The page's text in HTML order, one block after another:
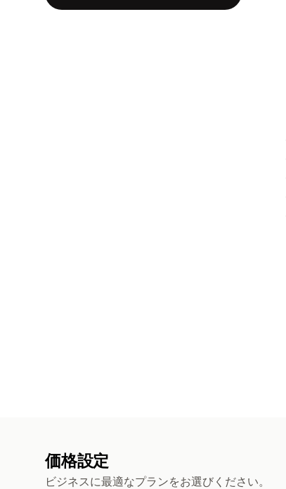
価格設定
ビジネスに最適なプランをお選びください。